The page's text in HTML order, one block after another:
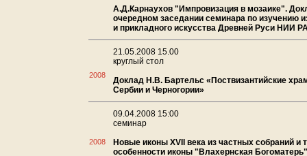
А.Д.Карнаухов "Импровизация в мозаике".
очередном заседании семинара по изучению
и прикладного искусства Древней Руси НИИ
2008
21.05.2008 15.00
круглый стол
Доклад Н.В. Бартельс «Поствизантийские
Сербии и Черногории»
2008
09.04.2008 15:00
семинар
Новые иконы XVII века из частных собраний и
особенности иконы "Влахернская